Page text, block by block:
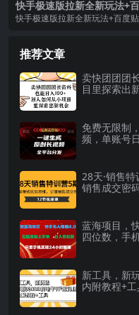
快手极速版拉新全新玩法+百
度贴吧=自动成交无需手动操
快手极速版拉新全新玩法+百度贴
推荐文章
卖快团团团长资料
目里探索出
免费无限制
频，单账号
28天·销售
销售成交密
蓝海项目，
四位数，手
新工具，新
内附教程+